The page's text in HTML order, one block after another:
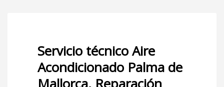
Servicio técnico Aire
Acondicionado Palma de